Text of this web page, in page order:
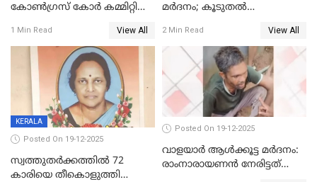
കോണ്‍ഗ്രസ് കോര്‍ കമ്മിറ്റി
1 Min Read View All
മര്‍ദനം; കൂടുതല്‍
അംഗ സംഘമെന്ന് വിവരം
2 Min Read View All
KERALA
Posted On 19-12-2025
സ്വത്തുതര്‍ക്കത്തില്‍ 72
കാരിയെ തീകൊളുത്തി
Posted On 19-12-2025
വാളയാർ ആൾക്കൂട്ട മർദനം:
രാംനാരായണൻ നേരിട്ടത്